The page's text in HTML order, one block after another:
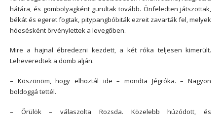
hátára, és gombolyagként gurultak tovább. Önfeledten játszottak,
békát és egeret fogtak, pitypangbóbiták ezreit zavarták fel, melyek
hóesésként örvénylettek a levegőben.
Mire a hajnal ébredezni kezdett, a két róka teljesen kimerült.
Leheveredtek a domb alján.
– Köszönöm, hogy elhoztál ide – mondta Jégróka. – Nagyon
boldoggá tettél.
– Örülök – válaszolta Rozsda. Közelebb húzódott, és